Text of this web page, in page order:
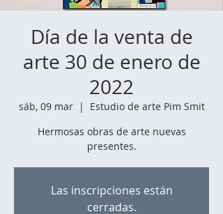
Día de la venta de
arte 30 de enero de
2022
sáb, 09 mar
  |
Estudio de arte Pim Smit
Hermosas obras de arte nuevas
presentes.
Las inscripciones están
cerradas.